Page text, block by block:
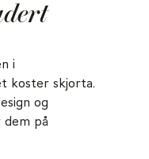
i
koster skjorta.
og
dem på